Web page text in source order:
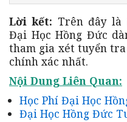
Lời kết: Trên đây là
Đại Học Hồng Đức
tham gia xét tuyển
chính xác nhất.
Nội Dung Liên Quan:
Học Phí Đại Học
Đại Học Hồng Đức